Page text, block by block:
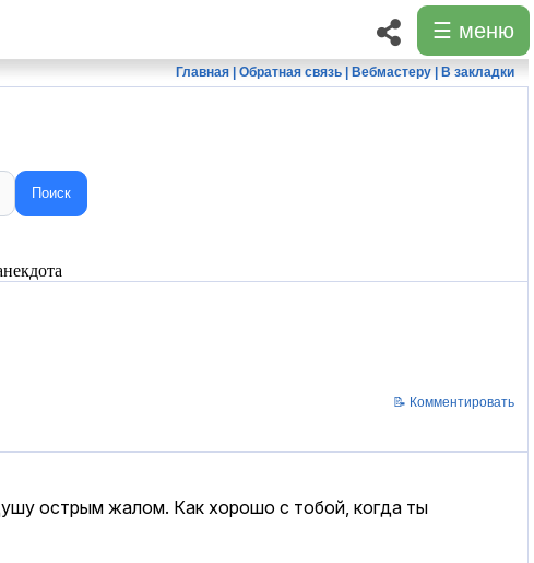
☰ меню
Главная| Обратная связь| Вебмастеру| В закладки
Поиск
📝 Комментировать
острым жалом. Как хорошо с тобой, когда ты